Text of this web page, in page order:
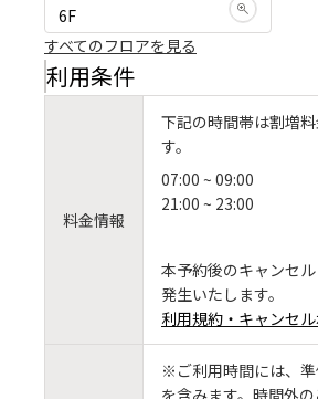
6F
すべてのフロアを見る
利用条件
料金情報
下記の時間帯は割増
す。
07:00 ~ 09:00
21:00 ~ 23:00
本予約後のキャンセ
発生いたします。
利用規約・キャンセ
※ご利用時間には、